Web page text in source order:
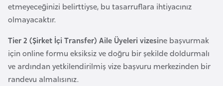
etmeyeceğinizi belirttiyse, bu tasarruflara ihtiyacınız
olmayacaktır.
Tier 2 (Şirket İçi Transfer) Aile Üyeleri vizesine başvurmak
için online formu eksiksiz ve doğru bir şekilde doldurmalı
ve ardından yetkilendirilmiş vize başvuru merkezinden bir
randevu almalısınız.
i
y
o
p